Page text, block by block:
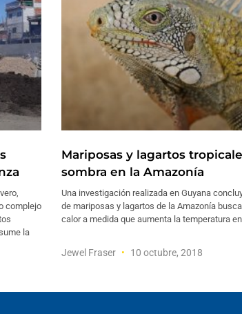
complejo
la
Mariposas y lagartos
sombra en la Amazonía
Una investigación realizada en Guyana
de mariposas y lagartos de la Amazonía
calor a medida que aumenta la temperatura
Jewel Fraser 10 octubre, 2018